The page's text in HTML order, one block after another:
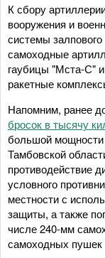
К сбору
вооружения и
системы залпового
самоходные
гаубицы "Мста-С"
ракетные
Напомним, ранее
бросок в тысячу
большой мощности
Тамбовской
противодействие
условного
местности с
защиты, а также
числе 240-мм
самоходных